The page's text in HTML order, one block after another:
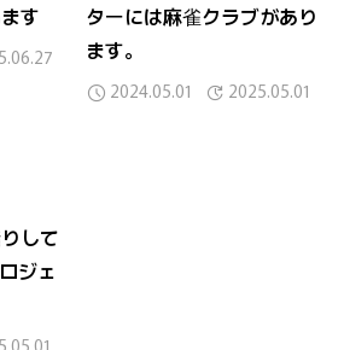
す
ターには麻雀クラブがあり
ます。
2024.05.01 2025.05.01
して
ジェ